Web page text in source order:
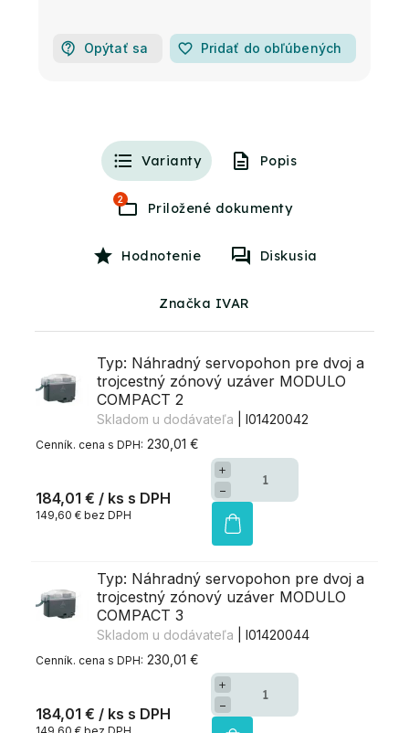
Opýtať sa favorite_border Pridať do obľúbených
Varianty Popis
2
Hodnotenie Diskusia
Značka IVAR
Typ: Náhradný servopohon pre dvoj a
trojcestný zónový uzáver MODULO
COMPACT 2
Skladom u dodávateľa
| I01420042
230,01 €
184,01 € / ks
149,60 € bez DPH
+
−
Typ: Náhradný servopohon pre dvoj a
trojcestný zónový uzáver MODULO
COMPACT 3
Skladom u dodávateľa
| I01420044
230,01 €
184,01 € / ks
+
−